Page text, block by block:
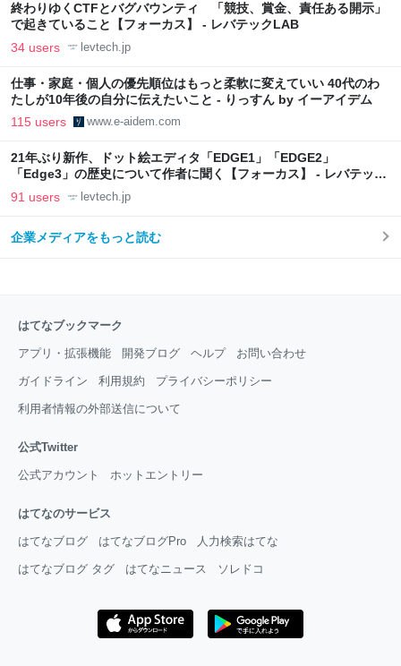
終わりゆくCTFとバグバウンティ 「競技、賞金、責任ある開示」
で起きていること【フォーカス】 - レバテックLAB
34 users levtech.jp
仕事・家庭・個人の優先順位はもっと柔軟に変えていい 40代のわ
たしが10年後の自分に伝えたいこと - りっすん by イーアイデム
115 users www.e-aidem.com
21年ぶり新作、ドット絵エディタ「EDGE1」「EDGE2」
「Edge3」の歴史について作者に聞く【フォーカス】 - レバテック
LAB
91 users levtech.jp
企業メディアをもっと読む
はてなブックマーク
アプリ・拡張機能 開発ブログ ヘルプ お問い合わせ
ガイドライン 利用規約 プライバシーポリシー
利用者情報の外部送信について
公式Twitter
公式アカウント ホットエントリー
はてなのサービス
はてなブログ はてなブログPro 人力検索はてな
はてなブログ タグ はてなニュース ソレドコ